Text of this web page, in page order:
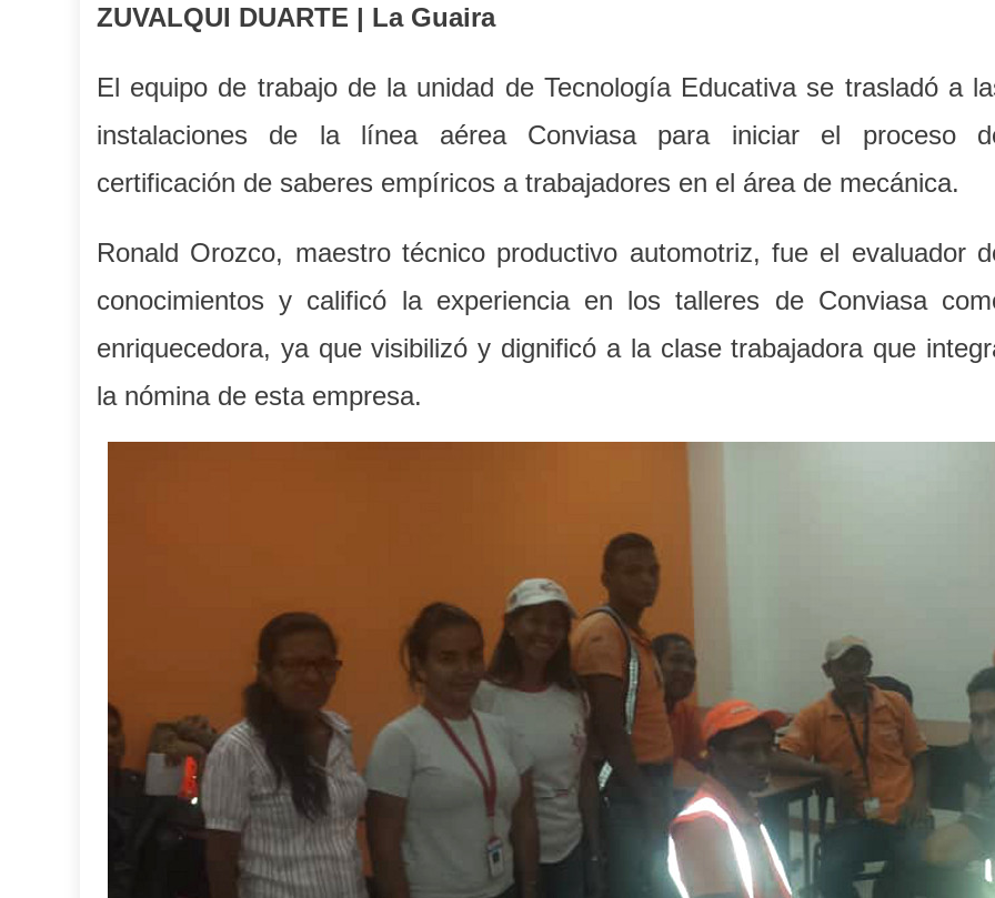
ZUVALQUI DUARTE | La Guaira
El equipo de trabajo de la unidad de Tecnología Educativa se trasladó a
instalaciones de la línea aérea Conviasa para iniciar el proceso
certificación de saberes empíricos a trabajadores en el área de mecánica.
Ronald Orozco, maestro técnico productivo automotriz, fue el evaluador
conocimientos y calificó la experiencia en los talleres de Conviasa
enriquecedora, ya que visibilizó y dignificó a la clase trabajadora que
la nómina de esta empresa.